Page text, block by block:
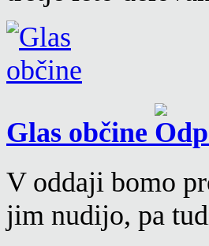
Glas občine
V oddaji bomo
jim nudijo, pa